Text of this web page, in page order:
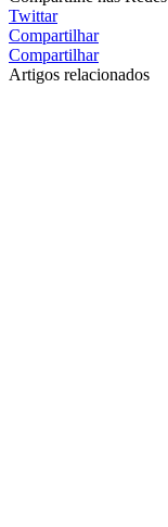
Twittar
Compartilhar
Compartilhar
Artigos relacionados